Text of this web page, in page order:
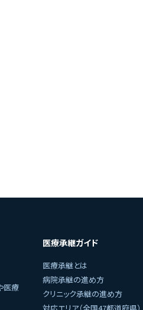
医療
医療承継ガイド
医療承継とは
病院承継の進め方
クリニック承継の進め方